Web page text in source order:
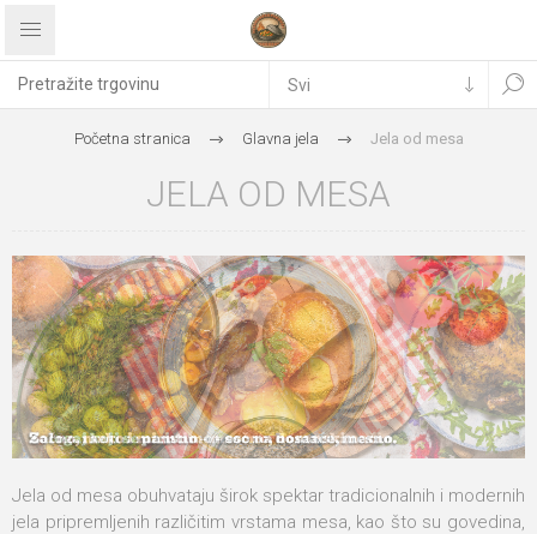
Početna stranica Glavna jela Jela od mesa
JELA OD MESA
Jela od mesa obuhvataju širok spektar tradicionalnih i modernih
jela pripremljenih različitim vrstama mesa, kao što su govedina,